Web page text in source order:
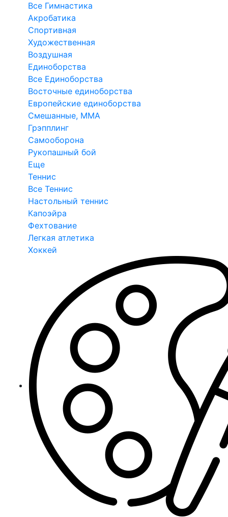
Все Гимнастика
Акробатика
Спортивная
Художественная
Воздушная
Единоборства
Все Единоборства
Восточные единоборства
Европейские единоборства
Смешанные, ММА
Грэпплинг
Самооборона
Рукопашный бой
Еще
Теннис
Все Теннис
Настольный теннис
Капоэйра
Фехтование
Легкая атлетика
Хоккей